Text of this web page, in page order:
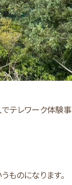
テレワーク体験事
ものになります。